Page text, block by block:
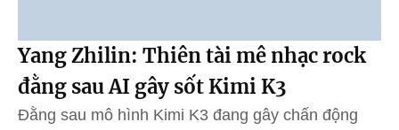
Yang Zhilin: Thiên tài mê nhạc rock
đằng sau AI gây sốt Kimi K3
Đằng sau mô hình Kimi K3 đang gây chấn động